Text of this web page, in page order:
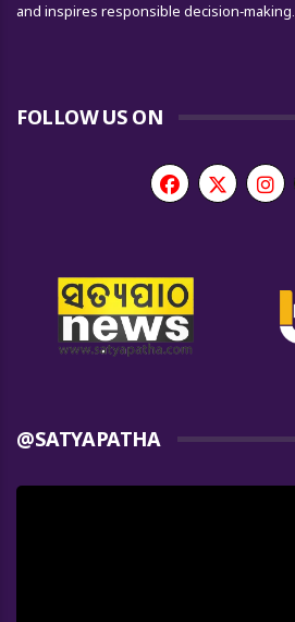
and inspires responsible decision-making.
FOLLOW US ON
@SATYAPATHA